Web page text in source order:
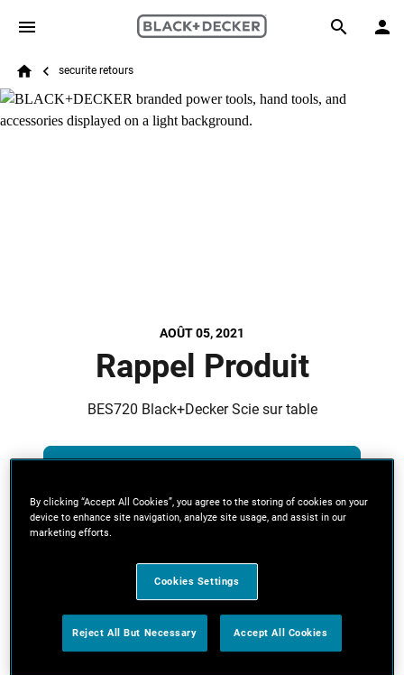
Skip to main content
Search
Breadcrumb
securite retours
AOÛT 05, 2021
Rappel Produit
BES720 Black+Decker Scie sur table
By clicking “Accept All Cookies”, you agree to the storing of cookies on your
device to enhance site navigation, analyze site usage, and assist in our
marketing efforts.
Cookies Settings
Reject All But Necessary Accept All Cookies